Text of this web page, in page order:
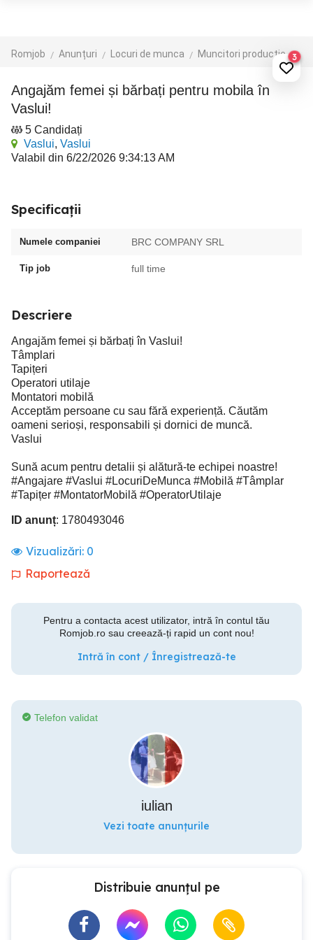
Romjob Anunțuri Locuri de munca Muncitori productie - depozit - logistica3
Angajăm femei și bărbați pentru mobila în
Vaslui!
5 Candidați
Vaslui, Vaslui
Valabil din 6/22/2026 9:34:13 AM
Specificații
Numele companiei BRC COMPANY SRL
Tip job full time
Descriere
Angajăm femei și bărbați în Vaslui!
Tâmplari
Tapițeri
Operatori utilaje
Montatori mobilă
Acceptăm persoane cu sau fără experiență. Căutăm
oameni serioși, responsabili și dornici de muncă.
Vaslui
Sună acum pentru detalii și alătură-te echipei noastre!
#Angajare #Vaslui #LocuriDeMunca #Mobilă #Tâmplar
#Tapițer #MontatorMobilă #OperatorUtilaje
ID anunț: 1780493046
Vizualizări: 0
Raportează
Pentru a contacta acest utilizator, intră în contul tău
Romjob.ro sau creează-ți rapid un cont nou!
Intră în cont / Înregistrează-te
Telefon validat
iulian
Vezi toate anunțurile
Distribuie anunțul pe